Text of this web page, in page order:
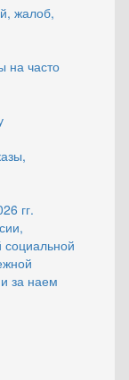
жалоб,
на часто
гг.
за наем